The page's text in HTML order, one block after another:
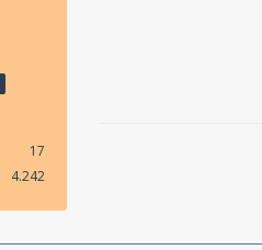
17
4.242